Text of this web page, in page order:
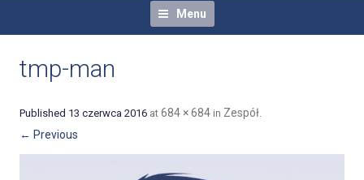
Menu
tmp-man
Published 13 czerwca 2016 at 684 × 684 in Zespół.
← Previous